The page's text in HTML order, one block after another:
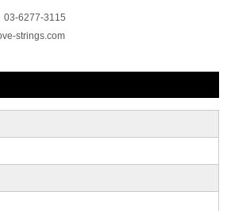
03-6277-3115
strings.com